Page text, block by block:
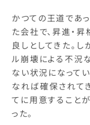
かつての王道であっ
た会社で、昇進・昇
良しとしてきた。
ル崩壊による不況
ない状況になって
なれば確保されて
てに用意すること
った。